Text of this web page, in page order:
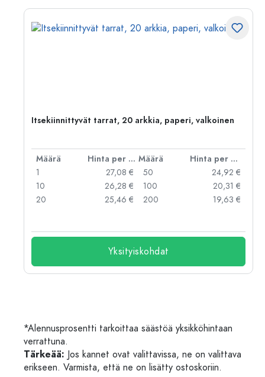
Itsekiinnittyvät tarrat, 20 arkkia, paperi, valkoinen
Määrä Hinta per kpl Määrä
Hinta per kpl
1
27,08 €
10
26,28 €
20
25,46 €
50
24,92 €
100
20,31 €
200
19,63 €
Yksityiskohdat
*Alennusprosentti tarkoittaa säästöä yksikköhintaan
verrattuna.
Tärkeää: Jos kannet ovat valittavissa, ne on valittava
erikseen. Varmista, että ne on lisätty ostoskoriin.